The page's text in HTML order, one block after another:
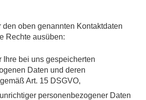
den oben genannten Kontaktdaten
Rechte ausüben:
Ihre bei uns gespeicherten
Daten und deren
Art. 15 DSGVO,
personenbezogener Daten